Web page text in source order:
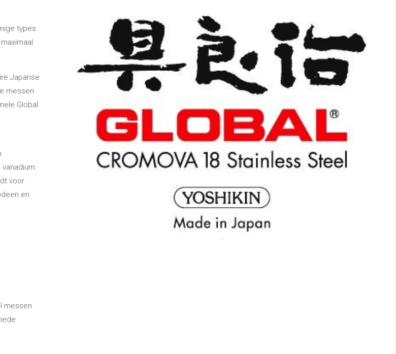
types
Japanse
messen
Global
voor
en
messen